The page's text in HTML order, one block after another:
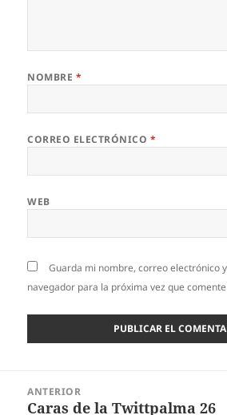
NOMBRE *
CORREO ELECTRÓNICO *
WEB
Guarda mi nombre, correo electrónico
navegador para la próxima vez que
ANTERIOR
Entrada
Caras de la Twittpalma 26